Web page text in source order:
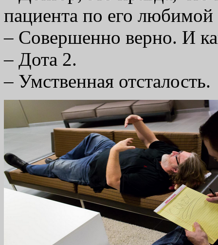
пациента по его
– Совершенно верно. И
– Дота 2.
– Умственная отсталость.